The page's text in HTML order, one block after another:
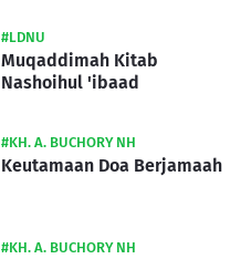
#LDNU
Muqaddimah Kitab
Nashoihul 'ibaad
#KH. A. BUCHORY NH
Keutamaan Doa Berjamaah
#KH. A. BUCHORY NH